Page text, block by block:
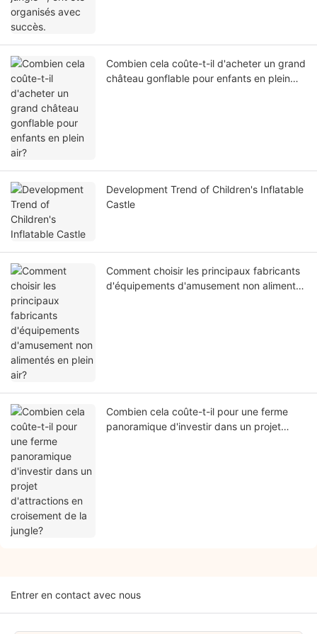
Combien cela coûte-t-il d'acheter un grand
château gonflable pour enfants en plein
Development Trend of Children's Inflatable
Castle
Comment choisir les principaux fabricants
d'équipements d'amusement non alimentés
Combien cela coûte-t-il pour une ferme
panoramique d'investir dans un projet
Entrer en contact avec nous